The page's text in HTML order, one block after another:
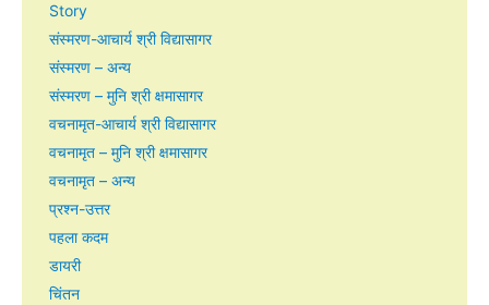
Story
संस्मरण-आचार्य श्री विद्यासागर
संस्मरण – अन्य
संस्मरण – मुनि श्री क्षमासागर
वचनामृत-आचार्य श्री विद्यासागर
वचनामृत – मुनि श्री क्षमासागर
वचनामृत – अन्य
प्रश्न-उत्तर
पहला कदम
डायरी
चिंतन